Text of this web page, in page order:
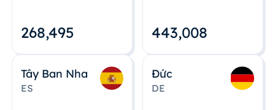
268,495 443,008
Tây Ban Nha
ES
Đức
DE